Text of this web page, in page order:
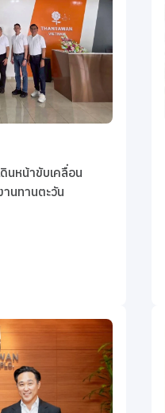
นหน้าขับเคลื่อน
นทานตะวัน